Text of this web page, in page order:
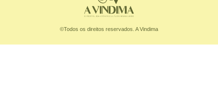
©Todos os direitos reservados. A Vindima